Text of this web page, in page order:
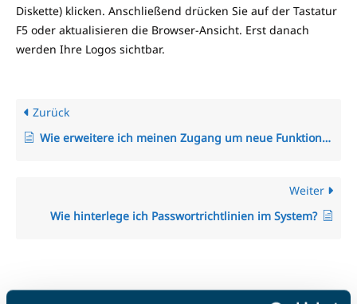
Diskette) klicken. Anschließend drücken Sie auf der Tastatur
F5 oder aktualisieren die Browser-Ansicht. Erst danach
werden Ihre Logos sichtbar.
Zurück
Wie erweitere ich meinen Zugang um neue Funktionen aus anderen Modulen?
Weiter
Wie hinterlege ich Passwortrichtlinien im System?